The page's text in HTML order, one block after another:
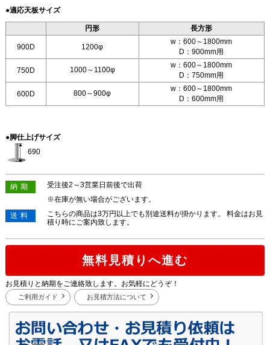
●適応天板サイズ
円形 長方形
900D 1200φ
w：600～1800mm
D：900mm用
750D 1000～1100φ
w：600～1800mm
D：750mm用
600D 800～900φ
w：600～1800mm
D：600mm用
●脚仕上げサイズ
690
納期
受注後2～3営業日前後で出荷
※在庫が無い場合がございます。
送料
こちらの商品は3万円以上でも別途送料が掛かります。 料金はお見
積り時にご案内致します。
無料見積りへ進む
お見積りと納期をご連絡致します。お気軽にどうぞ！
ご利用ガイド お見積方法について